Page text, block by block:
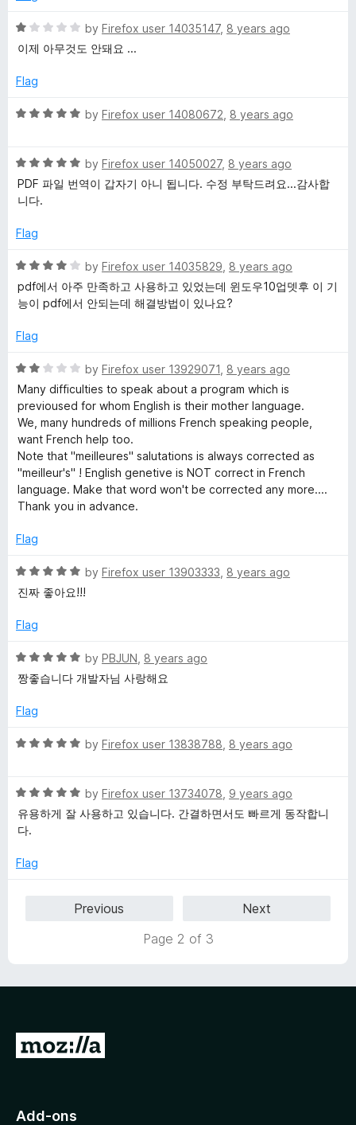
f5
o
t
f
R
a
e
1
t
o
f
by Firefox user 14035147, 8 years ago
이제 아무것도 안돼요 ...
Flag
R
e
d
5
u
o
5
by Firefox user 14080672 8 years ago
R
a
t
d
o
t
o
f
by Firefox user 14050027, 8 years ago
PDF 파일 번역이 갑자기 아니 됩니다. 수정 부탁드려요...감사합
니다.
Flag
R
a
d
o
u
o
5
by Firefox user 14035829 8 years ago
pdf에서 아주 만족하고 사용하고 있었는데 윈도우10업뎃후 이 기
능이 pdf에서 안되는데 해결방법이 있나요?
Flag
R
a
t
e
d
2
o
u
t
f
by Firefox user 13929071 8 years ago
Many difficulties to speak about a program which is
previoused for whom English is their mother language.
We, many hundreds of millions French speaking people,
want French help too.
Note that "meilleures" salutations is always corrected as
"meilleur's" ! English genetive is NOT correct in French
language. Make that word won't be corrected any more....
Thank you in advance.
Flag
R
a
e
5
o
u
t
f
by Firefox user 13903333 8 years ago
진짜 좋아요!!!
Flag
R
a
e
5
t
o
f
by PBJUN 8 years ago
짱좋습니다 개발자님 사랑해요
Flag
R
e
d
5
u
by Firefox user 13838788 8 years ago
R
a
t
d
by Firefox user 13734078 9 years ago
유용하게 잘 사용하고 있습니다. 간결하면서도 빠르게 동작합니
다.
Flag
Previous
Next
Page 2 of 3
G
o
Add-ons